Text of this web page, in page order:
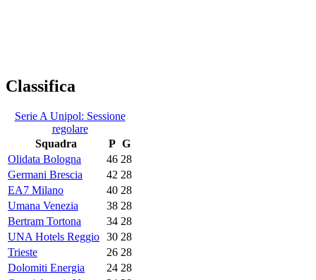
Classifica
Serie A Unipol: Sessione
regolare
Squadra
P G
Olidata Bologna
46 28
Germani Brescia
42 28
EA7 Milano
40 28
Umana Venezia
38 28
Bertram Tortona
34 28
UNA Hotels Reggio 30 28
Trieste
26 28
Dolomiti Energia
24 28